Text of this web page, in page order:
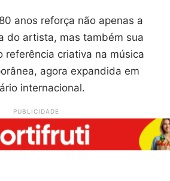
anos reforça não apenas a
do artista, mas também sua
referência criativa na música
agora expandida em
internacional.
PUBLICIDADE